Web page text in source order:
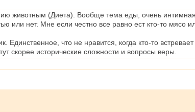
животным (Диета). Вообще тема еды, очень
или нет. Мне если честно все равно ест кто-то мясо
что не нравится, когда кто-то
скорее исторические сложности и вопросы веры.